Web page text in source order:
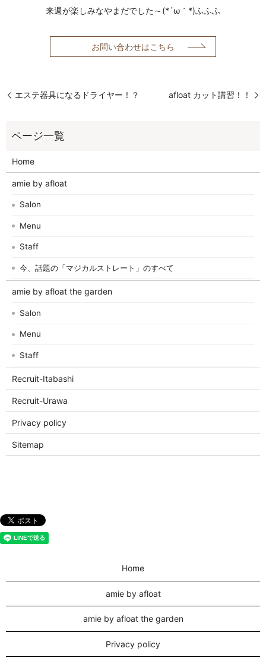
来週が楽しみなやまだでした～(*´ω｀*)ふふふ
お問い合わせはこちら
エステ器具になるドライヤー！？ afloat カット講習！！
Home
amie by afloat
Salon
Menu
Staff
今、話題の「マジカルストレート」のすべて
amie by afloat the garden
Salon
Menu
Staff
Recruit-Itabashi
Recruit-Urawa
Privacy policy
Sitemap
Home
amie by afloat
amie by afloat the garden
Privacy policy